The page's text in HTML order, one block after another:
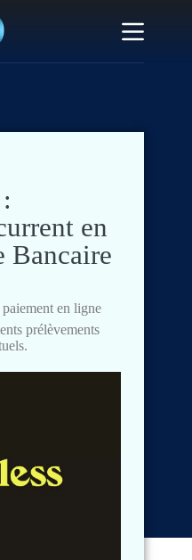
en
Bancaire
en ligne
prélèvements